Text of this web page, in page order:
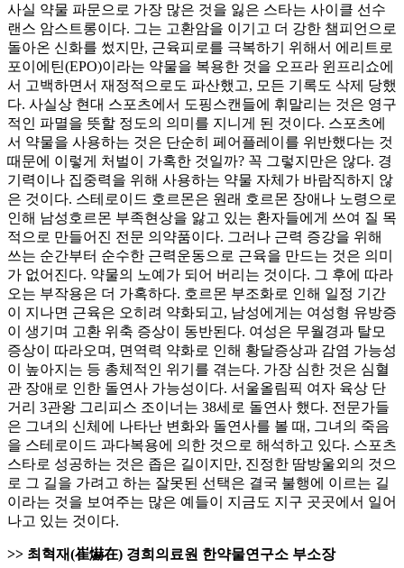
사실 약물 파문으로 가장 많은 것을 잃은 스타는 사이클 선수
랜스 암스트롱이다. 그는 고환암을 이기고 더 강한 챔피언으로
돌아온 신화를 썼지만, 근육피로를 극복하기 위해서 에리트로
포이에틴(EPO)이라는 약물을 복용한 것을 오프라 윈프리쇼에
서 고백하면서 재정적으로도 파산했고, 모든 기록도 삭제 당했
다. 사실상 현대 스포츠에서 도핑스캔들에 휘말리는 것은 영구
적인 파멸을 뜻할 정도의 의미를 지니게 된 것이다. 스포츠에
서 약물을 사용하는 것은 단순히 페어플레이를 위반했다는 것
때문에 이렇게 처벌이 가혹한 것일까? 꼭 그렇지만은 않다. 경
기력이나 집중력을 위해 사용하는 약물 자체가 바람직하지 않
은 것이다. 스테로이드 호르몬은 원래 호르몬 장애나 노령으로
인해 남성호르몬 부족현상을 앓고 있는 환자들에게 쓰여 질 목
적으로 만들어진 전문 의약품이다. 그러나 근력 증강을 위해
쓰는 순간부터 순수한 근력운동으로 근육을 만드는 것은 의미
가 없어진다. 약물의 노예가 되어 버리는 것이다. 그 후에 따라
오는 부작용은 더 가혹하다. 호르몬 부조화로 인해 일정 기간
이 지나면 근육은 오히려 약화되고, 남성에게는 여성형 유방증
이 생기며 고환 위축 증상이 동반된다. 여성은 무월경과 탈모
증상이 따라오며, 면역력 약화로 인해 황달증상과 감염 가능성
이 높아지는 등 총체적인 위기를 겪는다. 가장 심한 것은 심혈
관 장애로 인한 돌연사 가능성이다. 서울올림픽 여자 육상 단
거리 3관왕 그리피스 조이너는 38세로 돌연사 했다. 전문가들
은 그녀의 신체에 나타난 변화와 돌연사를 볼 때, 그녀의 죽음
을 스테로이드 과다복용에 의한 것으로 해석하고 있다. 스포츠
스타로 성공하는 것은 좁은 길이지만, 진정한 땀방울외의 것으
로 그 길을 가려고 하는 잘못된 선택은 결국 불행에 이르는 길
이라는 것을 보여주는 많은 예들이 지금도 지구 곳곳에서 일어
나고 있는 것이다.
>> 최혁재(崔爀在) 경희의료원 한약물연구소 부소장